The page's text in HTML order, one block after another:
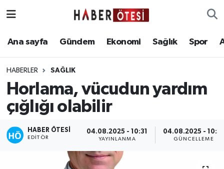
Ana sayfa Gündem Ekonomi Sağlık Spor
HABERLER SAĞLIK
Horlama, vücudun yardım
çığlığı olabilir
HABER ÖTESI
EDITÖR
04.08.2025 - 10:31
YAYINLANMA
04.08.2025 - 10:31
GÜNCELLEME
Ana sayfa
Ekonomi
Sağlık
Spor
Eskişehir Nöbetçi Eczaneler
Eskişehir Namaz Vakitleri
Eskişehir Trafik Yoğunluk Haritası
Süper Lig Puan Durumu ve Fikstür
Tüm Manşetler